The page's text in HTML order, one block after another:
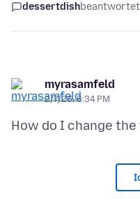
dessertdishbeantwortet
myrasamfeld
2/7/26, 6:34 PM